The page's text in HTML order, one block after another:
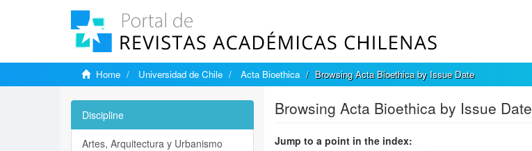
Home Universidad de Chile Acta Bioethica Browsing Acta Bioethica by Issue Date
Browsing Acta Bioethica by Issue Date
Jump to a point in the index:
Discipline
Artes, Arquitectura y Urbanismo